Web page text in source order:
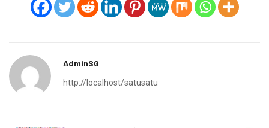
AdminSG
http://localhost/satusatu